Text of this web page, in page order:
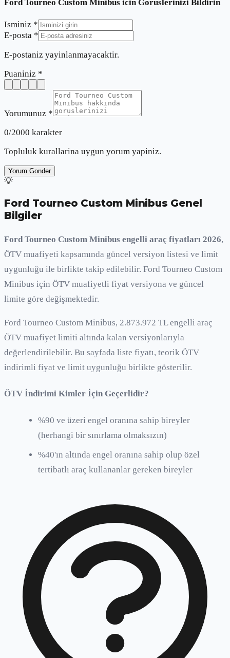
Ford Tourneo Custom Minibus icin Goruslerinizi Bildirin
Isminiz *
E-posta *
E-postaniz yayinlanmayacaktir.
Puaniniz *
Yorumunuz *
0/2000 karakter
Topluluk kurallarina uygun yorum yapiniz.
Yorum Gonder
💡
Ford Tourneo Custom Minibus Genel
Bilgiler
Ford Tourneo Custom Minibus engelli araç fiyatları 2026,
ÖTV muafiyeti kapsamında güncel versiyon listesi ve limit
uygunluğu ile birlikte takip edilebilir. Ford Tourneo Custom
Minibus için ÖTV muafiyetli fiyat versiyona ve güncel
limite göre değişmektedir.
Ford Tourneo Custom Minibus, 2.873.972 TL engelli araç
ÖTV muafiyet limiti altında kalan versiyonlarıyla
değerlendirilebilir. Bu sayfada liste fiyatı, teorik ÖTV
indirimli fiyat ve limit uygunluğu birlikte gösterilir.
ÖTV İndirimi Kimler İçin Geçerlidir?
%90 ve üzeri engel oranına sahip bireyler
(herhangi bir sınırlama olmaksızın)
%40'ın altında engel oranına sahip olup özel
tertibatlı araç kullananlar gereken bireyler